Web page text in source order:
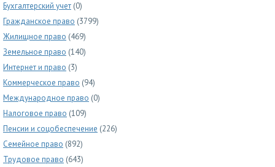
Бухгалтерский учет (0)
Гражданское право (3799)
Жилищное право (469)
Земельное право (140)
Интернет и право (3)
Коммерческое право (94)
Международное право (0)
Налоговое право (109)
Пенсии и соцобеспечение (226)
Семейное право (892)
Трудовое право (643)